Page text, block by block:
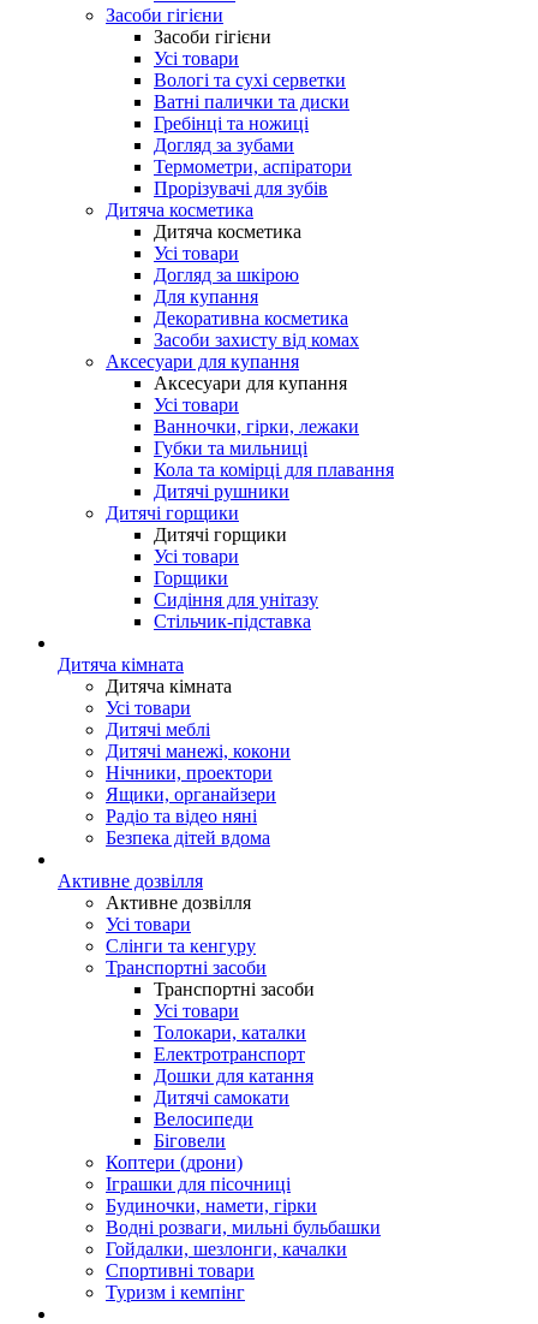
Засоби гігієни
Засоби гігієни
Усі товари
Вологі та сухі серветки
Ватні палички та диски
Гребінці та ножиці
Догляд за зубами
Термометри, аспіратори
Прорізувачі для зубів
Дитяча косметика
Дитяча косметика
Усі товари
Догляд за шкірою
Для купання
Декоративна косметика
Засоби захисту від комах
Аксесуари для купання
Аксесуари для купання
Усі товари
Ванночки, гірки, лежаки
Губки та мильниці
Кола та комірці для плавання
Дитячі рушники
Дитячі горщики
Дитячі горщики
Усі товари
Горщики
Сидіння для унітазу
Стільчик-підставка
Дитяча кімната
Дитяча кімната
Усі товари
Дитячі меблі
Дитячі манежі, кокони
Нічники, проектори
Ящики, органайзери
Радіо та відео няні
Безпека дітей вдома
Активне дозвілля
Активне дозвілля
Усі товари
Слінги та кенгуру
Транспортні засоби
Транспортні засоби
Усі товари
Толокари, каталки
Електротранспорт
Дошки для катання
Дитячі самокати
Велосипеди
Біговели
Коптери (дрони)
Іграшки для пісочниці
Будиночки, намети, гірки
Водні розваги, мильні бульбашки
Гойдалки, шезлонги, качалки
Спортивні товари
Туризм і кемпінг